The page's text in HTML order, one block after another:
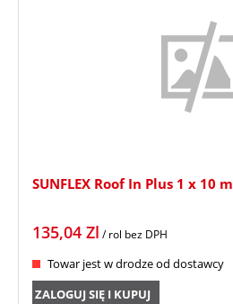
SUNFLEX Roof In Plus 1 x 10 m
135,04 Zl / rol bez DPH
Towar jest w drodze od dostawcy
ZALOGUJ SIĘ I KUPUJ